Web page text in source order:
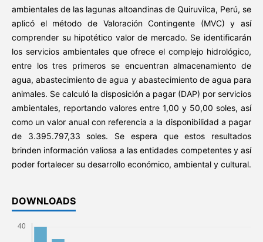
ambientales de las lagunas altoandinas de Quiruvilca, Perú, se
aplicó el método de Valoración Contingente (MVC) y así
comprender su hipotético valor de mercado. Se identificarán
los servicios ambientales que ofrece el complejo hidrológico,
entre los tres primeros se encuentran almacenamiento de
agua, abastecimiento de agua y abastecimiento de agua para
animales. Se calculó la disposición a pagar (DAP) por servicios
ambientales, reportando valores entre 1,00 y 50,00 soles, así
como un valor anual con referencia a la disponibilidad a pagar
de 3.395.797,33 soles. Se espera que estos resultados
brinden información valiosa a las entidades competentes y así
poder fortalecer su desarrollo económico, ambiental y cultural.
DOWNLOADS